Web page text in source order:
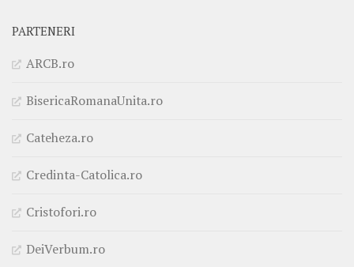
PARTENERI
ARCB.ro
BisericaRomanaUnita.ro
Cateheza.ro
Credinta-Catolica.ro
Cristofori.ro
DeiVerbum.ro